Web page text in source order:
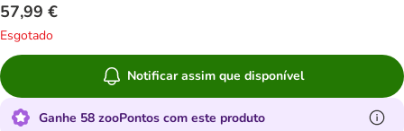
57,99 €
Esgotado
Notificar assim que disponível
Ganhe 58 zooPontos com este produto